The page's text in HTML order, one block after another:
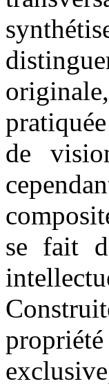
de
se fait